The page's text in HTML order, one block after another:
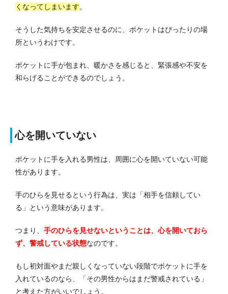
くなってしまいます。
そうした気持ちを安定させるのに、ポケットはぴったりの場
所というわけです。
ポケットに手が包まれ、暖かさを感じると、緊張感や不安を
和らげることができるのでしょう。
心を開いていない
ポケットに手を入れる男性は、周囲に心を開いていない可能
性があります。
手のひらを見せるという行為は、実は「相手を信頼してい
る」という意味があります。
つまり、 手のひらを見せないということは、心を開いておら
ず、警戒している状態なのです。
もし初対面やまだ親しくなっていない段階でポケットに手を
入れているのなら、「その男性からはまだ警戒されている」
と考えた方がいいでしょう。